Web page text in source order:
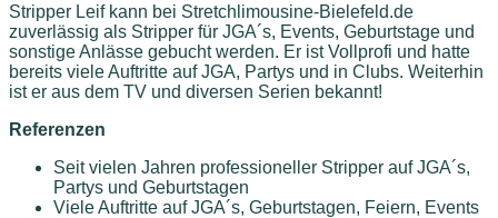
Stripper Leif kann bei Stretchlimousine-Bielefeld.de
zuverlässig als Stripper für JGA´s, Events, Geburtstage und
sonstige Anlässe gebucht werden. Er ist Vollprofi und hatte
bereits viele Auftritte auf JGA, Partys und in Clubs. Weiterhin
ist er aus dem TV und diversen Serien bekannt!
Referenzen
Seit vielen Jahren professioneller Stripper auf JGA´s,
Partys und Geburtstagen
Viele Auftritte auf JGA´s, Geburtstagen, Feiern, Events